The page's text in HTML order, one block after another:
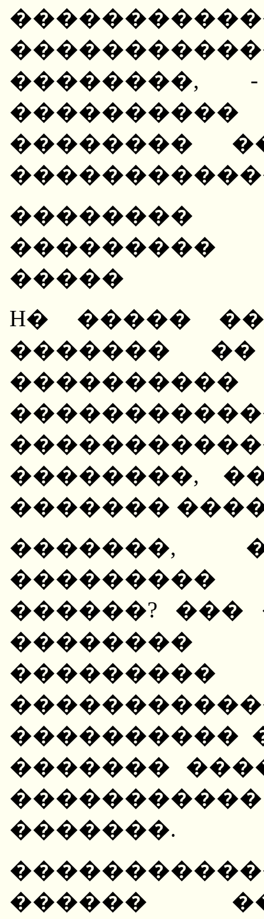
��������,
��������
��������
���������
�����
H� �����
�������
����������
��������,
�������
�������,
������?
���������
����������
�������
�������.
������